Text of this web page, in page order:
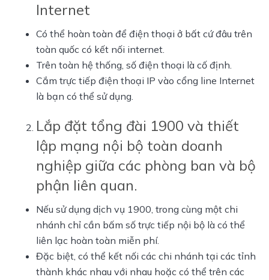
Internet
Có thể hoàn toàn để điện thoại ở bất cứ đâu trên
toàn quốc có kết nối internet.
Trên toàn hệ thống, số điện thoại là cố định.
Cắm trực tiếp điện thoại IP vào cổng line Internet
là bạn có thể sử dụng.
Lắp đặt tổng đài 1900 và thiết
lập mạng nội bộ toàn doanh
nghiệp giữa các phòng ban và bộ
phận liên quan.
Nếu sử dụng dịch vụ 1900, trong cùng một chi
nhánh chỉ cần bấm số trực tiếp nội bộ là có thể
liên lạc hoàn toàn miễn phí.
Đặc biệt, có thể kết nối các chi nhánh tại các tỉnh
thành khác nhau với nhau hoặc có thể trên các